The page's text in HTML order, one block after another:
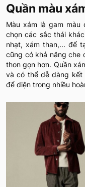
Quần màu
Màu xám là gam
chọn các sắc thái
nhạt, xám than,... để
cũng có khả năng che
thon gọn hơn. Quần
và có thể dễ dàng kết
để diện trong nhiều